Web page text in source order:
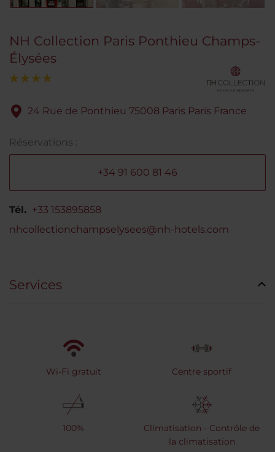
NH Collection Paris Ponthieu Champs-
Élysées
24 Rue de Ponthieu 75008 Paris Paris France
Réservations :
+34 91 600 81 46
Tél. +33 153895858
nhcollectionchampselysees@nh-hotels.com
Services
Wi-Fi gratuit Centre sportif
100%
Climatisation - Contrôle de
la climatisation